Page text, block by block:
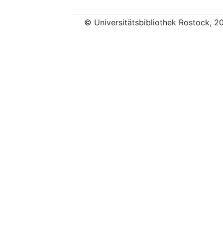
© Universitätsbibliothek Rostock,